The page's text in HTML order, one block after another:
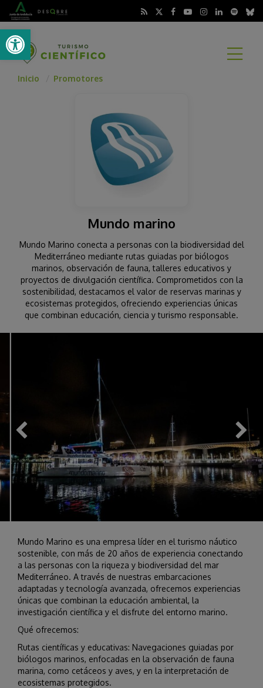
Abrir barra de herramientas
Inicio Promotores
Mundo marino
Mundo Marino conecta a personas con la biodiversidad del
Mediterráneo mediante rutas guiadas por biólogos
marinos, observación de fauna, talleres educativos y
proyectos de divulgación científica. Comprometidos con la
sostenibilidad, destacamos el valor de reservas marinas y
ecosistemas protegidos, ofreciendo experiencias únicas
que combinan educación, ciencia y turismo responsable.
Mundo Marino es una empresa líder en el turismo náutico
sostenible, con más de 20 años de experiencia conectando
a las personas con la riqueza y biodiversidad del mar
Mediterráneo. A través de nuestras embarcaciones
adaptadas y tecnología avanzada, ofrecemos experiencias
únicas que combinan la educación ambiental, la
investigación científica y el disfrute del entorno marino.
Qué ofrecemos:
Rutas científicas y educativas: Navegaciones guiadas por
biólogos marinos, enfocadas en la observación de fauna
marina, como cetáceos y aves, y en la interpretación de
ecosistemas protegidos.